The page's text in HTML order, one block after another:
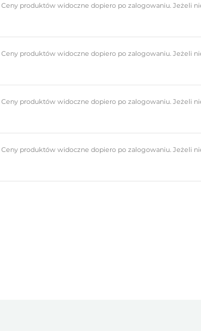
Ceny produktów widoczne dopiero po zalogowaniu. Jeżeli
Ceny produktów widoczne dopiero po zalogowaniu. Jeżeli
Ceny produktów widoczne dopiero po zalogowaniu. Jeżeli
Ceny produktów widoczne dopiero po zalogowaniu. Jeżeli